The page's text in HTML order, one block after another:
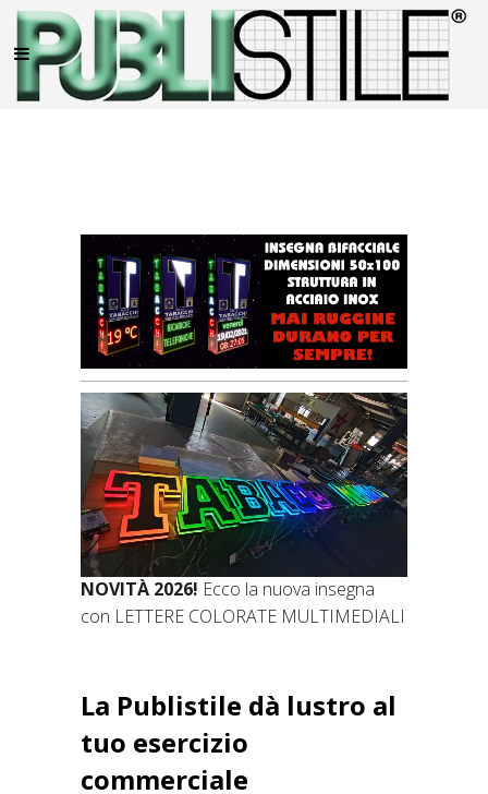
NOVITÀ 2026! Ecco la nuova insegna
con LETTERE COLORATE MULTIMEDIALI
La Publistile dà lustro al
tuo esercizio
commerciale